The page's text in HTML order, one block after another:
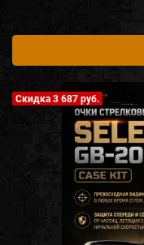
Скидка 3 687 руб.